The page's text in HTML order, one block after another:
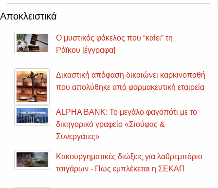
Αποκλειστικά
Ο μυστικός φάκελος που “καίει” τη
Ράϊκου [έγγραφα]
Δικαστική απόφαση δικαιώνει καρκινοπαθή
που απολύθηκε από φαρμακευτική εταιρεία
ALPHA BANK: Το μεγάλο φαγοπότι με το
δικηγορικό γραφείο «Σιούφας &
Συνεργάτες»
Κακουργηματικές διώξεις για λαθρεμπόριο
τσιγάρων - Πως εμπλέκεται η ΣΕΚΑΠ